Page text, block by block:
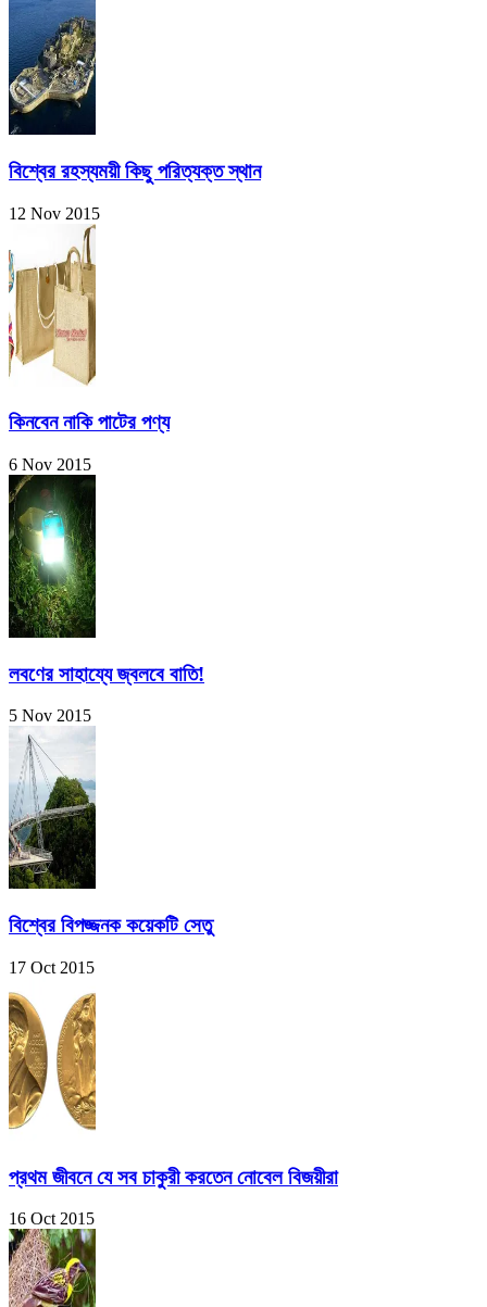
বিশ্বের রহস্যময়ী কিছু পরিত্যক্ত স্থান
12 Nov 2015
কিনবেন নাকি পাটের পণ্য
6 Nov 2015
লবণের সাহায্যে জ্বলবে বাতি!
5 Nov 2015
বিশ্বের বিপজ্জনক কয়েকটি সেতু
17 Oct 2015
প্রথম জীবনে যে সব চাকুরী করতেন নোবেল বিজয়ীরা
16 Oct 2015